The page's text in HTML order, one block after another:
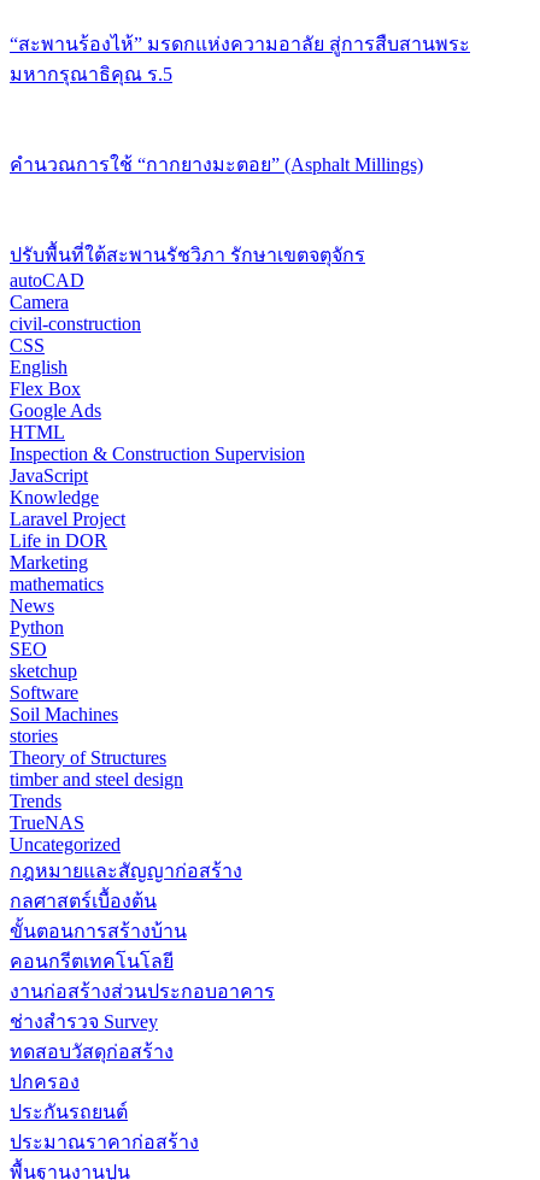
“สะพานร้องไห้” มรดกแห่งความอาลัย สู่การสืบสานพระ
มหากรุณาธิคุณ ร.5
คำนวณการใช้ “กากยางมะตอย” (Asphalt Millings)
ปรับพื้นที่ใต้สะพานรัชวิภา รักษาเขตจตุจักร
autoCAD
Camera
civil-construction
CSS
English
Flex Box
Google Ads
HTML
Inspection & Construction Supervision
JavaScript
Knowledge
Laravel Project
Life in DOR
Marketing
mathematics
News
Python
SEO
sketchup
Software
Soil Machines
stories
Theory of Structures
timber and steel design
Trends
TrueNAS
Uncategorized
กฎหมายและสัญญาก่อสร้าง
กลศาสตร์เบื้องต้น
ขั้นตอนการสร้างบ้าน
คอนกรีตเทคโนโลยี
งานก่อสร้างส่วนประกอบอาคาร
ช่างสำรวจ Survey
ทดสอบวัสดุก่อสร้าง
ปกครอง
ประกันรถยนต์
ประมาณราคาก่อสร้าง
พื้นฐานงานปูน